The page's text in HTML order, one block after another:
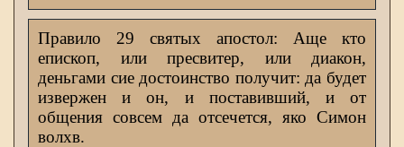
Правило 29 святых апостол: Аще кто
епископ, или пресвитер, или диакон,
деньгами сие достоинство получит: да будет
извержен и он, и поставивший, и от
общения совсем да отсечется, яко Симон
волхв.